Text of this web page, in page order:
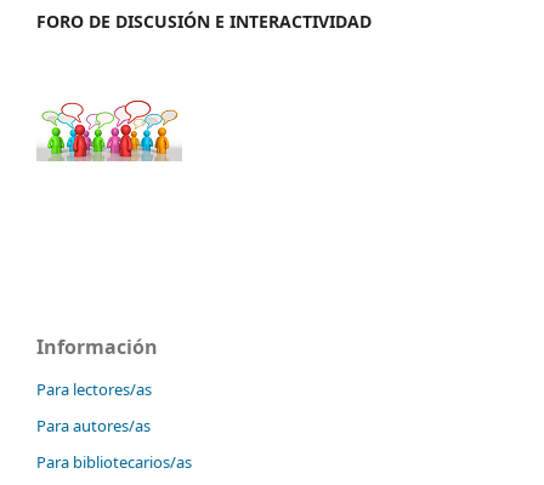
FORO DE DISCUSIÓN E INTERACTIVIDAD
Información
Para lectores/as
Para autores/as
Para bibliotecarios/as